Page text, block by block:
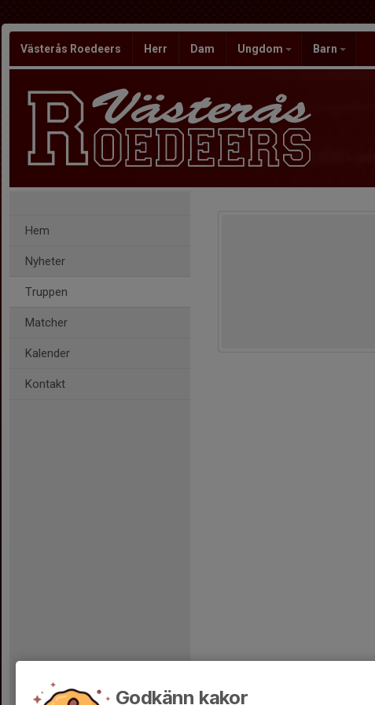
Västerås Roedeers Herr Dam Ungdom Barn
Hem
Nyheter
Truppen
Matcher
Kalender
Kontakt
Godkänn kakor